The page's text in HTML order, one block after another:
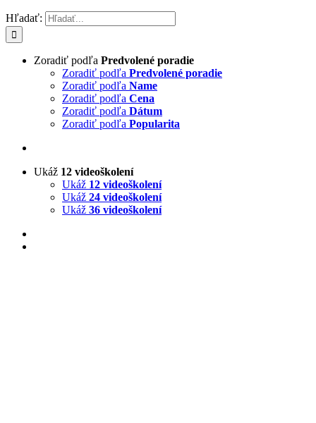
Hľadať:
Zoradiť podľa Predvolené poradie
Zoradiť podľa Predvolené poradie
Zoradiť podľa Name
Zoradiť podľa Cena
Zoradiť podľa Dátum
Zoradiť podľa Popularita
Ukáž 12 videoškolení
Ukáž 12 videoškolení
Ukáž 24 videoškolení
Ukáž 36 videoškolení